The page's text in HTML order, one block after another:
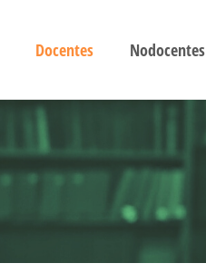
Docentes Nodocentes